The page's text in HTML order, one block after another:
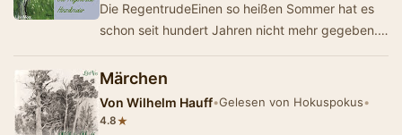
Die RegentrudeEinen so heißen Sommer hat es
schon seit hundert Jahren nicht mehr gegeben.
Märchen
Von Wilhelm Hauff•Gelesen von Hokuspokus•
4.8★